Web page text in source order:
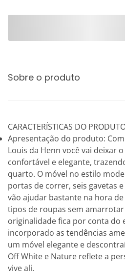
Sobre o produto
CARACTERÍSTICAS DO
Apresentação do produto:
Louis da Henn você vai deixar
confortável e elegante,
quarto. O móvel no estilo
portas de correr, seis gavetas
vão ajudar bastante na hora
tipos de roupas sem amarrotar
originalidade fica por conta do
incorporado as tendências
um móvel elegante e
Off White e Nature reflete a
vive ali.